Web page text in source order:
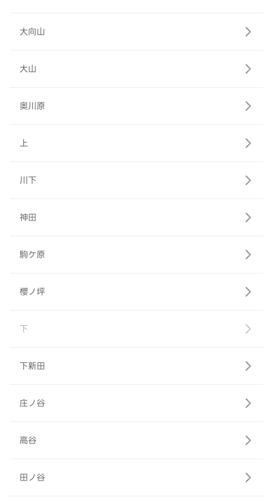
大向山
大山
奥川原
上
川下
神田
駒ケ原
櫻ノ坪
下
下新田
庄ノ谷
高谷
田ノ谷